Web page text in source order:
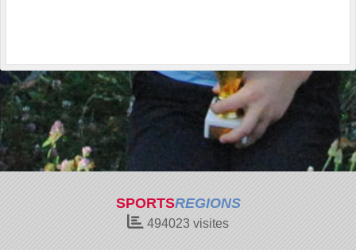
SPORTSREGIONS
494023 visites